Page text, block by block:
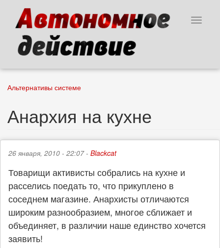
основному
содержанию
Toggle
Альтернативы системе
Анархия на кухне
26 января, 2010 - 22:07 - Blackcat
Товарищи активисты собрались на кухне и
расселись поедать то, что прикуплено в
соседнем магазине. Анархисты отличаются
широким разнообразием, многое сближает и
объединяет, в различии наше единство хочется
заявить!